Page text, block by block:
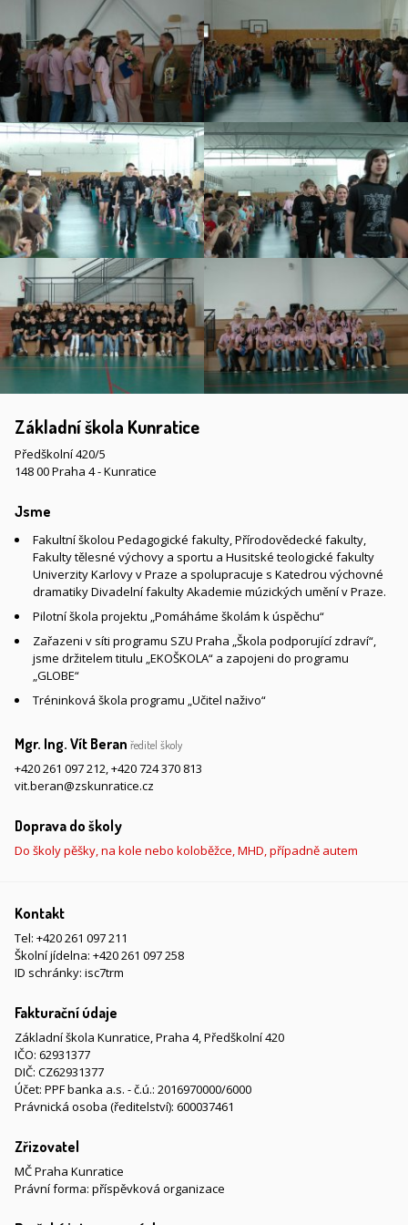
Základní škola Kunratice
Předškolní 420/5
148 00 Praha 4 - Kunratice
Jsme
Fakultní školou Pedagogické fakulty, Přírodovědecké fakulty,
Fakulty tělesné výchovy a sportu a Husitské teologické fakulty
Univerzity Karlovy v Praze a spolupracuje s Katedrou výchovné
dramatiky Divadelní fakulty Akademie múzických umění v Praze.
Pilotní škola projektu „Pomáháme školám k úspěchu“
Zařazeni v síti programu SZU Praha „Škola podporující zdraví“,
jsme držitelem titulu „EKOŠKOLA“ a zapojeni do programu
„GLOBE“
Tréninková škola programu „Učitel naživo“
Mgr. Ing. Vít Beran ředitel školy
+420 261 097 212,+420 724 370 813
vit.beran@zskunratice.cz
Doprava do školy
Do školy pěšky, na kole nebo koloběžce, MHD, případně autem
Kontakt
Tel: +420 261 097 211
Školní jídelna: +420 261 097 258
ID schránky: isc7trm
Fakturační údaje
Základní škola Kunratice, Praha 4, Předškolní 420
IČO: 62931377
DIČ: CZ62931377
Účet: PPF banka a.s. - č.ú.: 2016970000/6000
Právnická osoba (ředitelství): 600037461
Zřizovatel
MČ Praha Kunratice
Právní forma: příspěvková organizace